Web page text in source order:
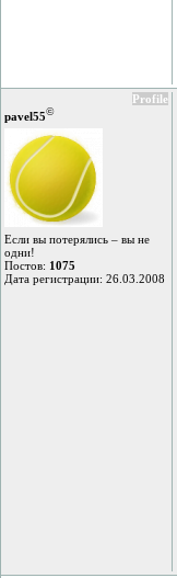
Profile
pavel55©
Если вы потерялись – вы не
одни!
Постов: 1075
Дата регистрации: 26.03.2008